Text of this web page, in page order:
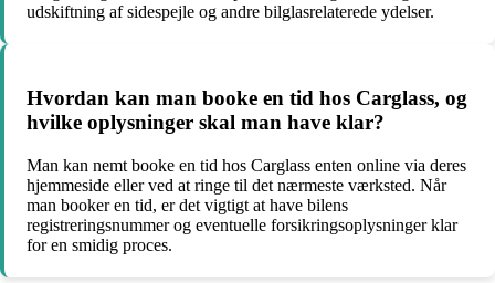
udskiftning af sidespejle og andre bilglasrelaterede ydelser.
Hvordan kan man booke en tid hos Carglass, og
hvilke oplysninger skal man have klar?
Man kan nemt booke en tid hos Carglass enten online via deres
hjemmeside eller ved at ringe til det nærmeste værksted. Når
man booker en tid, er det vigtigt at have bilens
registreringsnummer og eventuelle forsikringsoplysninger klar
for en smidig proces.